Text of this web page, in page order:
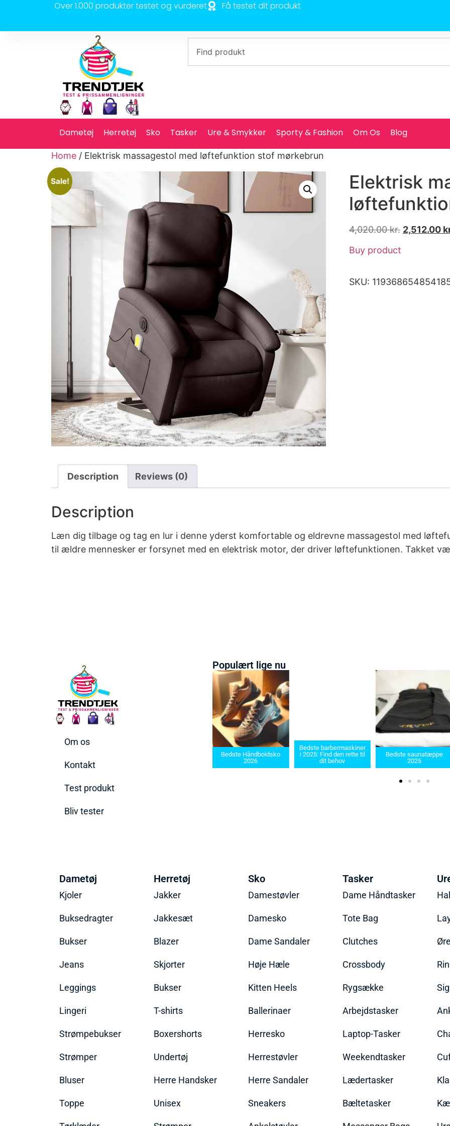
Over 1.000 produkter testet og vurderet Få testet dit produkt
Dametøj Herretøj Sko Tasker Ure & Smykker Sporty & Fashion Om Os Blog
Home / Elektrisk massagestol med løftefunktion stof mørkebrun
Sale!
Elektrisk
4,020.00kr. 2,512.00
Buy product
SKU:
Description Reviews (0)
Description
Læn dig tilbage og tag en lur i denne yderst komfortable og eldrevne massagestol med
til ældre mennesker er forsynet med en elektrisk motor, der driver løftefunktionen. Takket
Om os
Kontakt
Test produkt
Bliv tester
Populært lige nu
2025
Bedste Håndboldsko
2026
Bedste barbermaskiner
i 2025: Find den rette til
dit behov
Bedste saunatæppe
2025
Dametøj
Kjoler
Buksedragter
Bukser
Jeans
Leggings
Lingeri
Strømpebukser
Strømper
Bluser
Toppe
Herretøj
Jakker
Jakkesæt
Blazer
Skjorter
Bukser
T-shirts
Boxershorts
Undertøj
Herre Handsker
Unisex
Sko
Damestøvler
Damesko
Dame Sandaler
Høje Hæle
Kitten Heels
Ballerinaer
Herresko
Herrestøvler
Herre Sandaler
Sneakers
Tasker
Dame Håndtasker
Tote Bag
Clutches
Crossbody
Rygsække
Arbejdstasker
Laptop-Tasker
Weekendtasker
Lædertasker
Bæltetasker